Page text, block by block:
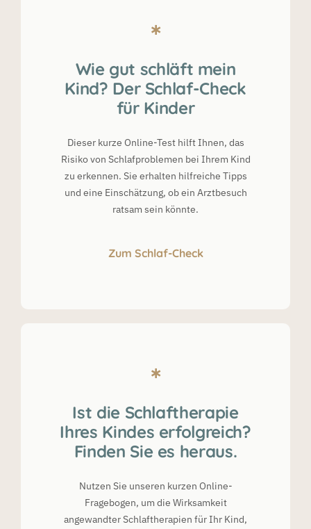
Wie gut schläft mein
Kind? Der Schlaf-Check
für Kinder
Dieser kurze Online-Test hilft Ihnen, das
Risiko von Schlafproblemen bei Ihrem Kind
zu erkennen. Sie erhalten hilfreiche Tipps
und eine Einschätzung, ob ein Arztbesuch
ratsam sein könnte.
Zum Schlaf-Check
Ist die Schlaftherapie
Ihres Kindes erfolgreich?
Finden Sie es heraus.
Nutzen Sie unseren kurzen Online-
Fragebogen, um die Wirksamkeit
angewandter Schlaftherapien für Ihr Kind,